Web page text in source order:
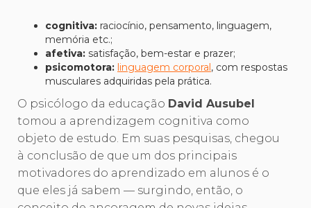
cognitiva: raciocínio, pensamento, linguagem,
memória etc.;
afetiva: satisfação, bem-estar e prazer;
psicomotora: linguagem corporal, com respostas
musculares adquiridas pela prática.
O psicólogo da educação David Ausubel
tomou a aprendizagem cognitiva como
objeto de estudo. Em suas pesquisas, chegou
à conclusão de que um dos principais
motivadores do aprendizado em alunos é o
que eles já sabem — surgindo, então, o